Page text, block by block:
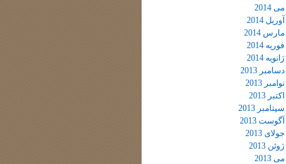
می 2014
آوریل 2014
مارس 2014
فوریه 2014
ژانویه 2014
دسامبر 2013
نوامبر 2013
اکتبر 2013
سپتامبر 2013
آگوست 2013
جولای 2013
ژوئن 2013
می 2013